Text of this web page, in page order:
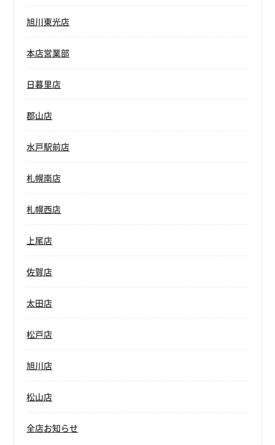
旭川東光店
本店営業部
日暮里店
郡山店
水戸駅前店
札幌南店
札幌西店
上尾店
佐賀店
太田店
松戸店
旭川店
松山店
全店お知らせ